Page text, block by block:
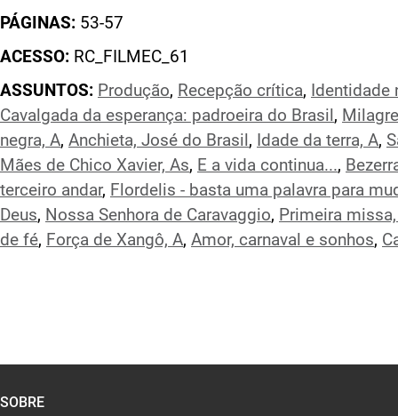
PÁGINAS: 53-57
ACESSO: RC_FILMEC_61
ASSUNTOS: Produção, Recepção crítica, Identidade
Cavalgada da esperança: padroeira do Brasil ,
negra, A, Anchieta, José do Brasil , Idade da terra, A,
Mães de Chico Xavier, As, E a vida continua...,
terceiro andar, Flordelis - basta uma palavra para
Deus, Nossa Senhora de Caravaggio, Primeira
de fé, Força de Xangô, A, Amor, carnaval e sonhos,
SOBRE